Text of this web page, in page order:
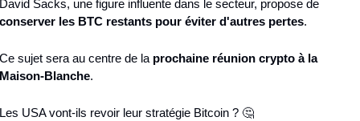
conserver les BTC restants pour éviter d'autres pertes.
Ce sujet sera au centre de la prochaine réunion crypto à la
Maison-Blanche.
Les USA vont-ils revoir leur stratégie Bitcoin ? 🤔